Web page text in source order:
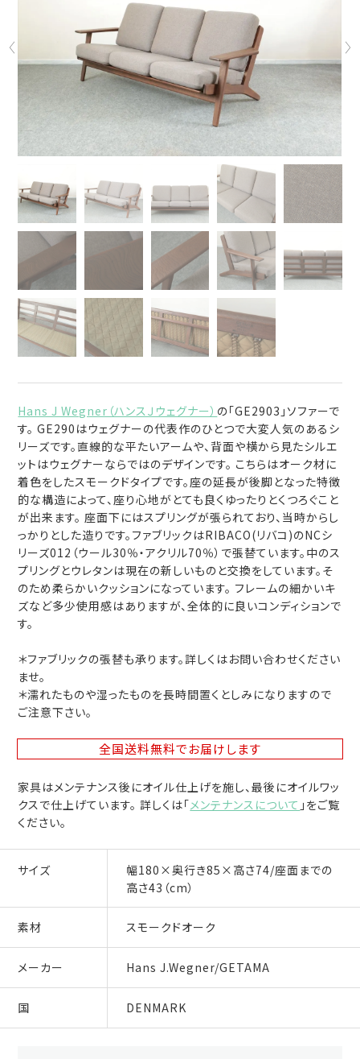
Hans J Wegner（ハンスＪウェグナー） の「GE2903」ソファーで
す。 GE290はウェグナーの代表作のひとつで大変人気のあるシ
リーズです。直線的な平たいアームや、背面や横から見たシルエ
ットはウェグナーならではのデザインです。 こちらはオーク材に
着色をしたスモークドタイプです。座の延長が後脚となった特徴
的な構造によって、座り心地がとても良くゆったりとくつろぐこと
が出来ます。 座面下にはスプリングが張られており、当時からし
っかりとした造りです。ファブリックはRIBACO(リバコ)のNCシ
リーズ012（ウール30％・アクリル70％）で張替ています。中のス
プリングとウレタンは現在の新しいものと交換をしています。そ
のため柔らかいクッションになっています。 フレームの細かいキ
ズなど多少使用感はありますが、全体的に良いコンディションで
す。
＊ファブリックの張替も承ります。詳しくはお問い合わせください
ませ。
＊濡れたものや湿ったものを長時間置くとしみになりますので
ご注意下さい。
全国送料無料でお届けします
家具はメンテナンス後にオイル仕上げを施し、最後にオイルワッ
クスで仕上げています。 詳しくは「メンテナンスについて 」をご覧
ください。
サイズ
幅180×奥行き85×高さ74/座面までの
高さ43（cm）
素材 スモークドオーク
メーカー Hans J.Wegner/GETAMA
国 DENMARK